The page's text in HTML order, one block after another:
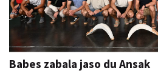
Babes zabala jaso du Ansak